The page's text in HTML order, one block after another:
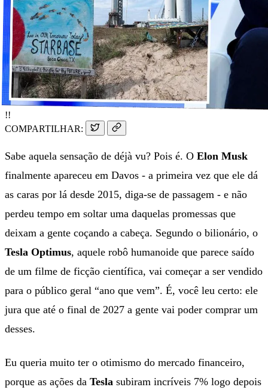
!!
COMPARTILHAR:
Sabe aquela sensação de déjà vu? Pois é. O Elon Musk
finalmente apareceu em Davos - a primeira vez que ele dá
as caras por lá desde 2015, diga-se de passagem - e não
perdeu tempo em soltar uma daquelas promessas que
deixam a gente coçando a cabeça. Segundo o bilionário, o
Tesla Optimus, aquele robô humanoide que parece saído
de um filme de ficção científica, vai começar a ser vendido
para o público geral “ano que vem”. É, você leu certo: ele
jura que até o final de 2027 a gente vai poder comprar um
desses.
Eu queria muito ter o otimismo do mercado financeiro,
porque as ações da Tesla subiram incríveis 7% logo depois